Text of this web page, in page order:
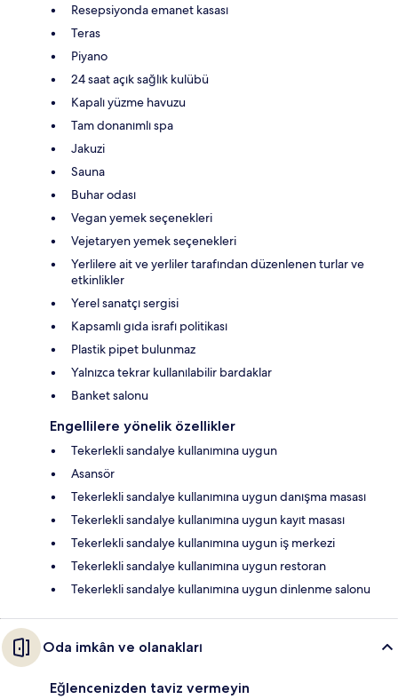
Resepsiyonda emanet kasası
Teras
Piyano
24 saat açık sağlık kulübü
Kapalı yüzme havuzu
Tam donanımlı spa
Jakuzi
Sauna
Buhar odası
Vegan yemek seçenekleri
Vejetaryen yemek seçenekleri
Yerlilere ait ve yerliler tarafından düzenlenen turlar ve
etkinlikler
Yerel sanatçı sergisi
Kapsamlı gıda israfı politikası
Plastik pipet bulunmaz
Yalnızca tekrar kullanılabilir bardaklar
Banket salonu
Engellilere yönelik özellikler
Tekerlekli sandalye kullanımına uygun
Asansör
Tekerlekli sandalye kullanımına uygun danışma masası
Tekerlekli sandalye kullanımına uygun kayıt masası
Tekerlekli sandalye kullanımına uygun iş merkezi
Tekerlekli sandalye kullanımına uygun restoran
Tekerlekli sandalye kullanımına uygun dinlenme salonu
Oda imkân ve olanakları
Eğlencenizden taviz vermeyin